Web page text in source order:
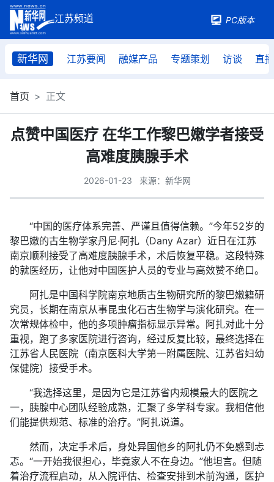
PC版本
新华网 江苏要闻 融媒产品 专题策划 访谈 直播
首页 正文
点赞中国医疗 在华工作黎巴嫩学者接受
高难度胰腺手术
2026-01-23 来源：新华网
“中国的医疗体系完善、严谨且值得信赖。”今年52岁的
黎巴嫩的古生物学家丹尼·阿扎（Dany Azar）近日在江苏
南京顺利接受了高难度胰腺手术，术后恢复平稳。这段特殊
的就医经历，让他对中国医护人员的专业与高效赞不绝口。
阿扎是中国科学院南京地质古生物研究所的黎巴嫩籍研
究员，长期在南京从事昆虫化石古生物学与演化研究。在一
次常规体检中，他的多项肿瘤指标显示异常。阿扎对此十分
重视，跑了多家医院进行咨询，经过反复比较，最终选择在
江苏省人民医院（南京医科大学第一附属医院、江苏省妇幼
保健院）接受手术。
“我选择这里，是因为它是江苏省内规模最大的医院之
一，胰腺中心团队经验成熟，汇聚了多学科专家。我相信他
们能提供规范、标准的治疗。”阿扎说道。
然而，决定手术后，身处异国他乡的阿扎仍不免感到忐
忑。“一开始我很担心，毕竟家人不在身边。”他坦言。但随
着治疗流程启动，从入院评估、检查安排到术前沟通，医护